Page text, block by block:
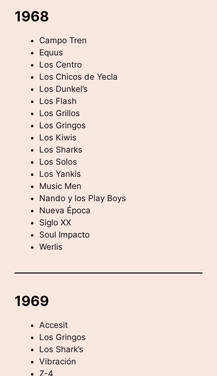
1968
Campo Tren
Equus
Los Centro
Los Chicos de Yecla
Los Dunkel’s
Los Flash
Los Grillos
Los Gringos
Los Kiwis
Los Sharks
Los Solos
Los Yankis
Music Men
Nando y los Play Boys
Nueva Época
Siglo XX
Soul Impacto
Werlis
1969
Accesit
Los Gringos
Los Shark’s
Vibración
Z-4